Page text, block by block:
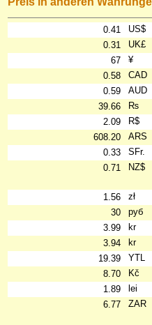
0.41 US$
0.31
UK£
67
¥
0.58
CAD
0.59
AUD
39.66
₨
2.09
R$
608.20
ARS
0.33
SFr.
0.71
NZ$
1.56
zł
30
руб
3.99
kr
3.94
kr
19.39
YTL
8.70
Kč
1.89
lei
6.77
ZAR